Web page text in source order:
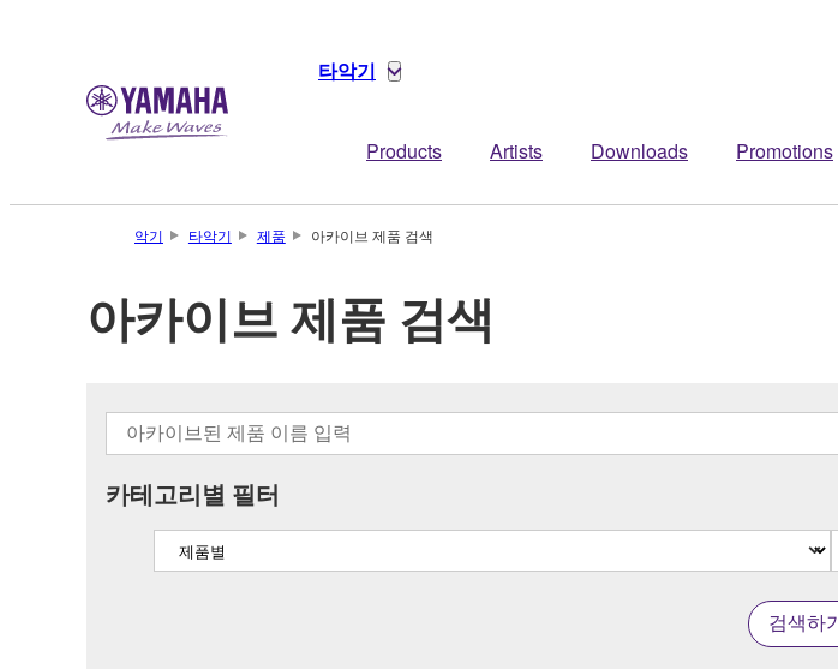
타악기
Products Artists Downloads Promotions
악기 타악기 제품 아카이브 제품 검색
아카이브 제품 검색
카테고리별 필터
검색하기